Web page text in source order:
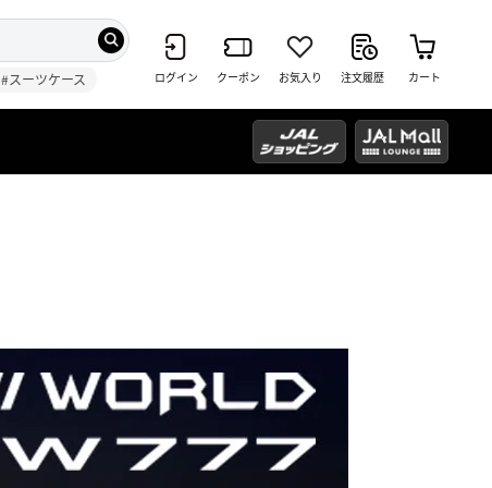
#スーツケース ログイン クーポン お気入り 注文履歴 カート